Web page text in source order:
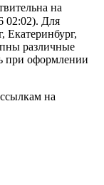
на
02:02). Для
Екатеринбург,
различные
при оформлении
на